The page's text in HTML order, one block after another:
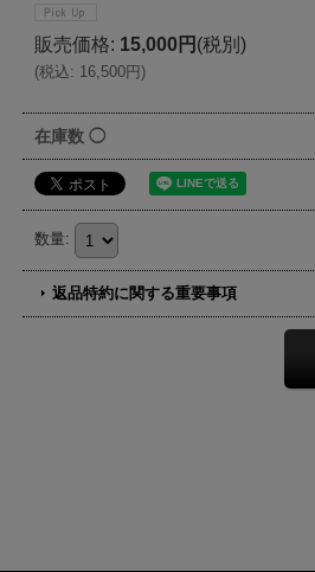
販売価格: 15,000円 (税別)
(税込: 16,500円)
在庫数 ◯
数量:
返品特約に関する重要事項